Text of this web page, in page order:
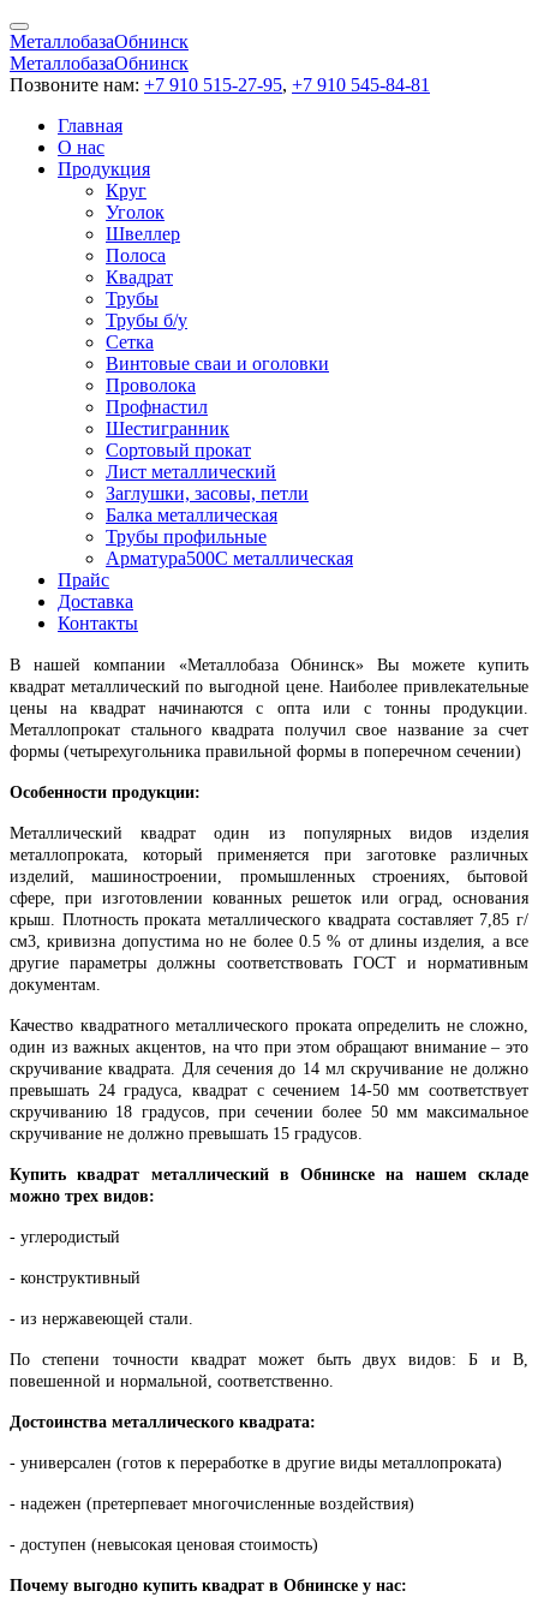
МеталлобазаОбнинск
МеталлобазаОбнинск
Позвоните нам: +7 910 515-27-95, +7 910 545-84-81
Главная
О нас
Продукция
Круг
Уголок
Швеллер
Полоса
Квадрат
Трубы
Трубы б/у
Сетка
Винтовые сваи и оголовки
Проволока
Профнастил
Шестигранник
Сортовый прокат
Лист металлический
Заглушки, засовы, петли
Балка металлическая
Трубы профильные
Арматура500С металлическая
Прайс
Доставка
Контакты
В нашей компании «Металлобаза Обнинск» Вы можете купить
квадрат металлический по выгодной цене. Наиболее привлекательные
цены на квадрат начинаются с опта или с тонны продукции.
Металлопрокат стального квадрата получил свое название за счет
формы (четырехугольника правильной формы в поперечном сечении)
Особенности продукции:
Металлический квадрат один из популярных видов изделия
металлопроката, который применяется при заготовке различных
изделий, машиностроении, промышленных строениях, бытовой
сфере, при изготовлении кованных решеток или оград, основания
крыш. Плотность проката металлического квадрата составляет 7,85 г/
см3, кривизна допустима но не более 0.5 % от длины изделия, а все
другие параметры должны соответствовать ГОСТ и нормативным
документам.
Качество квадратного металлического проката определить не сложно,
один из важных акцентов, на что при этом обращают внимание – это
скручивание квадрата. Для сечения до 14 мл скручивание не должно
превышать 24 градуса, квадрат с сечением 14-50 мм соответствует
скручиванию 18 градусов, при сечении более 50 мм максимальное
скручивание не должно превышать 15 градусов.
Купить квадрат металлический в Обнинске на нашем складе
можно трех видов:
- углеродистый
- конструктивный
- из нержавеющей стали.
По степени точности квадрат может быть двух видов: Б и В,
повешенной и нормальной, соответственно.
Достоинства металлического квадрата:
- универсален (готов к переработке в другие виды металлопроката)
- надежен (претерпевает многочисленные воздействия)
- доступен (невысокая ценовая стоимость)
Почему выгодно купить квадрат в Обнинске у нас: